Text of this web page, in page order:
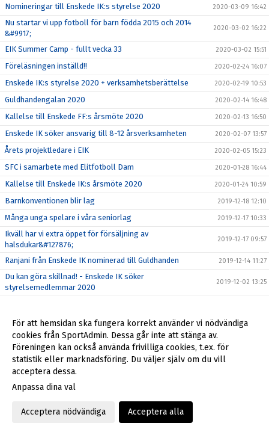
Nomineringar till Enskede IK:s styrelse 2020 2020-03-09 16:42
Nu startar vi upp fotboll för barn födda 2015 och 2014
&#9917;
2020-03-02 16:22
EIK Summer Camp - fullt vecka 33 2020-03-02 15:51
Föreläsningen inställd!! 2020-02-24 16:07
Enskede IK:s styrelse 2020 + verksamhetsberättelse 2020-02-19 10:53
Guldhandengalan 2020 2020-02-14 16:48
Kallelse till Enskede FF:s årsmöte 2020 2020-02-13 16:50
Enskede IK söker ansvarig till 8-12 årsverksamheten 2020-02-07 13:57
Årets projektledare i EIK 2020-02-05 15:23
SFC i samarbete med Elitfotboll Dam 2020-01-28 16:44
Kallelse till Enskede IK:s årsmöte 2020 2020-01-24 10:59
Barnkonventionen blir lag 2019-12-18 12:10
Många unga spelare i våra seniorlag 2019-12-17 10:33
Ikväll har vi extra öppet för försäljning av
halsdukar&#127876;
2019-12-17 09:57
Ranjani från Enskede IK nominerad till Guldhanden 2019-12-14 11:27
Du kan göra skillnad! - Enskede IK söker
styrelsemedlemmar 2020
2019-12-02 13:25
Jerry Söderström har lämnat oss 2019-11-27 12:46
Stockholm Football Cup 2020 - anmälan är öppen 2019-11-14 09:45
Moa från Enskede IK får pris på Fotbollsgalan 2019-11-11 17:31
Hatten av för AIK
Enskede-AIK 9 november kl 14.00 Friends Arena
Nu kommer Kenny Pavey hem för att avsluta karriären
EIK-AIK 9 nov på Friends Arena - 1 dag kvar
För att hemsidan ska fungera korrekt använder vi nödvändiga
cookies från SportAdmin. Dessa går inte att stänga av.
Föreningen kan också använda frivilliga cookies, t.ex. för
statistik eller marknadsföring. Du väljer själv om du vill
acceptera dessa.
Anpassa dina val
Acceptera nödvändiga Acceptera alla